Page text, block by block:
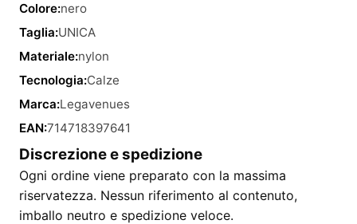
Colore:nero
Taglia:UNICA
Materiale:nylon
Tecnologia:Calze
Marca:Legavenues
EAN:714718397641
Discrezione e spedizione
Ogni ordine viene preparato con la massima
riservatezza. Nessun riferimento al contenuto,
imballo neutro e spedizione veloce.